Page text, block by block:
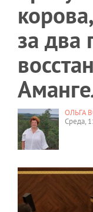
за два
ОЛЬГА
Среда,